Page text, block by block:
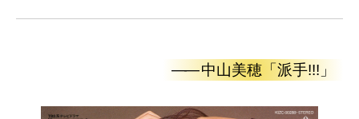
—— 中山美穂「派手!!!」